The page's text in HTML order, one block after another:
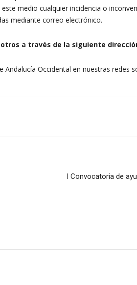
medio cualquier incidencia o
mediante correo electrónico.
a través de la siguiente
Occidental en nuestras redes
I Convocatoria de